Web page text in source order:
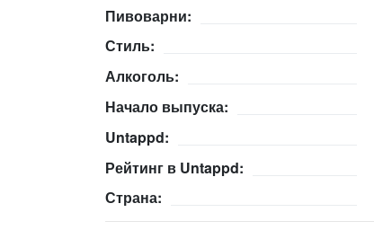
Пивоварни:
Стиль:
Алкоголь:
Начало выпуска:
Untappd:
Рейтинг в Untappd:
Страна: